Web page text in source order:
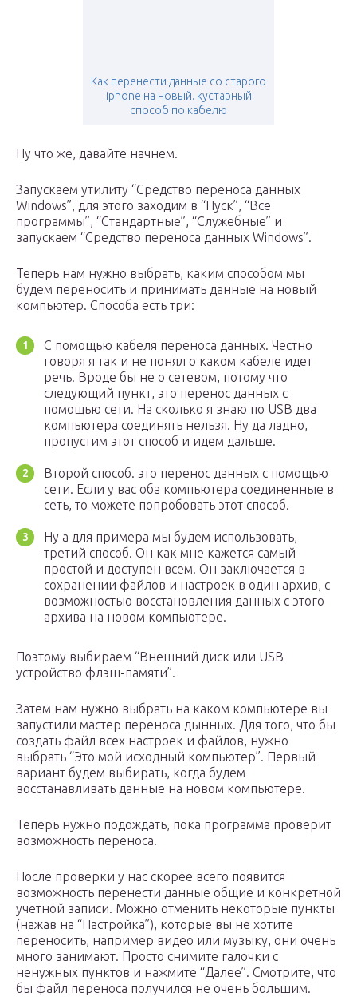
Как перенести данные со старого
iphone на новый. кустарный
способ по кабелю
Ну что же, давайте начнем.
Запускаем утилиту “Средство переноса данных
Windows”, для этого заходим в “Пуск”, “Все
программы”, “Стандартные”, “Служебные” и
запускаем “Средство переноса данных Windows”.
Теперь нам нужно выбрать, каким способом мы
будем переносить и принимать данные на новый
компьютер. Способа есть три:
С помощью кабеля переноса данных. Честно
говоря я так и не понял о каком кабеле идет
речь. Вроде бы не о сетевом, потому что
следующий пункт, это перенос данных с
помощью сети. На сколько я знаю по USB два
компьютера соединять нельзя. Ну да ладно,
пропустим этот способ и идем дальше.
Второй способ. это перенос данных с помощью
сети. Если у вас оба компьютера соединенные в
сеть, то можете попробовать этот способ.
Ну а для примера мы будем использовать,
третий способ. Он как мне кажется самый
простой и доступен всем. Он заключается в
сохранении файлов и настроек в один архив, с
возможностью восстановления данных с этого
архива на новом компьютере.
Поэтому выбираем “Внешний диск или USB
устройство флэш-памяти”.
Затем нам нужно выбрать на каком компьютере вы
запустили мастер переноса дынных. Для того, что бы
создать файл всех настроек и файлов, нужно
выбрать “Это мой исходный компьютер”. Первый
вариант будем выбирать, когда будем
восстанавливать данные на новом компьютере.
Теперь нужно подождать, пока программа проверит
возможность переноса.
После проверки у нас скорее всего появится
возможность перенести данные общие и конкретной
учетной записи. Можно отменить некоторые пункты
(нажав на “Настройка”), которые вы не хотите
переносить, например видео или музыку, они очень
много занимают. Просто снимите галочки с
ненужных пунктов и нажмите “Далее”. Смотрите, что
бы файл переноса получился не очень большим.